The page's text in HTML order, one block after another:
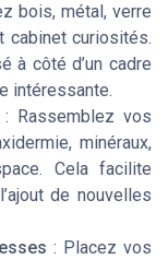
bois, métal, verre
cabinet curiosités.
à côté d’un cadre
intéressante.
: Rassemblez vos
minéraux,
Cela facilite
de nouvelles
: Placez vos